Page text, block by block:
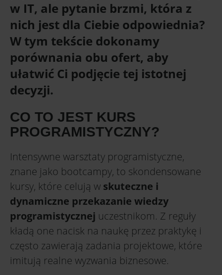
w IT, ale pytanie brzmi, która z
nich jest dla Ciebie odpowiednia?
W tym tekście dokonamy
porównania obu ofert, aby
ułatwić Ci podjęcie tej istotnej
decyzji.
CO TO JEST KURS
PROGRAMISTYCZNY?
Intensywne warsztaty programistyczne,
znane jako bootcampy, to skondensowane
kursy, które celują w skuteczne i
dynamiczne przekazanie wiedzy
programistycznej uczestnikom. Z reguły
kładą one nacisk na naukę przez praktykę i
często zawierają zadania projektowe, które
imitują realne wyzwania biznesowe.